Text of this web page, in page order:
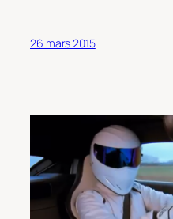
26 mars 2015